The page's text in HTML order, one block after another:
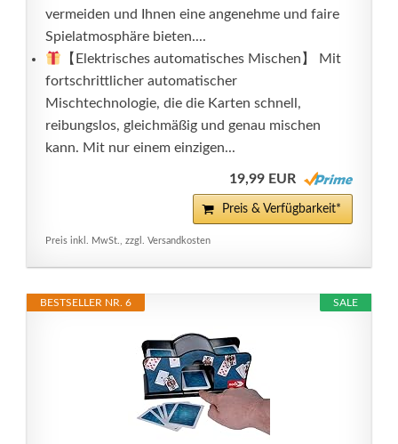
vermeiden und Ihnen eine angenehme und faire
Spielatmosphäre bieten....
【Elektrisches automatisches Mischen】 Mit
fortschrittlicher automatischer
Mischtechnologie, die die Karten schnell,
reibungslos, gleichmäßig und genau mischen
kann. Mit nur einem einzigen...
19,99 EUR
Preis & Verfügbarkeit*
Preis inkl. MwSt., zzgl. Versandkosten
SALE
BESTSELLER NR. 6